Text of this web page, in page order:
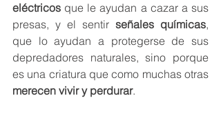
eléctricos que le ayudan a cazar a sus
presas, y el sentir señales químicas,
que lo ayudan a protegerse de sus
depredadores naturales, sino porque
es una criatura que como muchas otras
merecen vivir y perdurar.